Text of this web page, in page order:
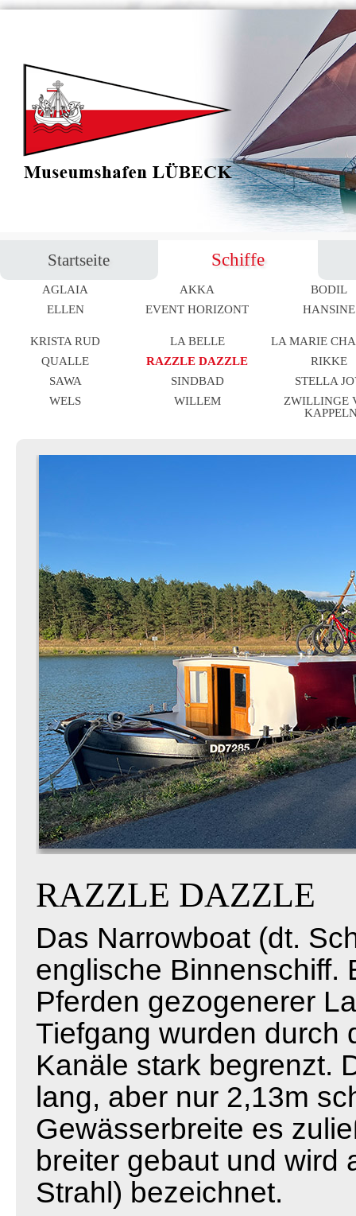
Navigation
überspringen
Startseite Schiffe
Navigation
überspringen
AGLAIA AKKA
BODIL
ELLEN
EVENT HORIZONT HANSINE
KRISTA RUD LA BELLE
LA MARIE
QUALLE
RAZZLE DAZZLE
RIKKE
SAWA
SINDBAD
STELLA
WELS
WILLEM
ZWILLINGE
RAZZLE DAZZLE
Das Narrowboat (dt.
englische Binnenschiff.
Pferden gezogenerer
Tiefgang wurden durch
Kanäle stark begrenzt.
lang, aber nur 2,13m
Gewässerbreite es
breiter gebaut und wird
Strahl) bezeichnet.